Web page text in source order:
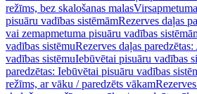
režīms, bez skalošanas malas
pisuāru vadības sistēmāmRezerves daļas
vai zemapmetuma pisuāru vadības
vadības sistēmuRezerves daļas
vadības sistēmuIebūvētai pisuāru vadības
paredzētas: Iebūvētai pisuāru vadības
režīms, ar vāku / paredzēts vākam